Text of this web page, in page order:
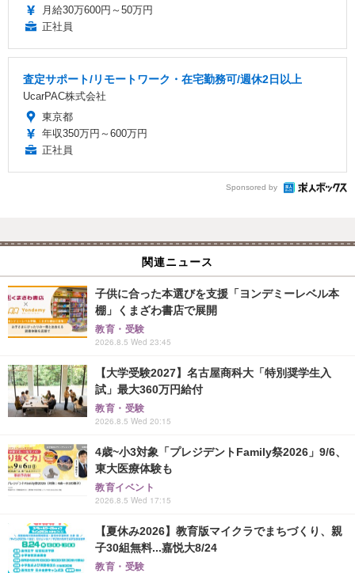
月給30万600円～50万円
正社員
査定サポート/リモートワーク・在宅勤務可/週休2日以上
UcarPAC株式会社
東京都
年収350万円～600万円
正社員
Sponsored by
関連ニュース
子供に合った本選びを支援「ヨンデミーレベル本
棚」くまざわ書店で展開
教育・受験
2026.8.5 Wed 23:45
【大学受験2027】名古屋商科大「特別奨学生入
試」最大360万円給付
教育・受験
2026.8.5 Wed 20:15
4歳~小3対象「プレジデントFamily祭2026」9/6、
東大医療体験も
教育イベント
2026.8.5 Wed 17:15
【夏休み2026】教育版マイクラでまちづくり、親
子30組無料...嘉悦大8/24
教育・受験